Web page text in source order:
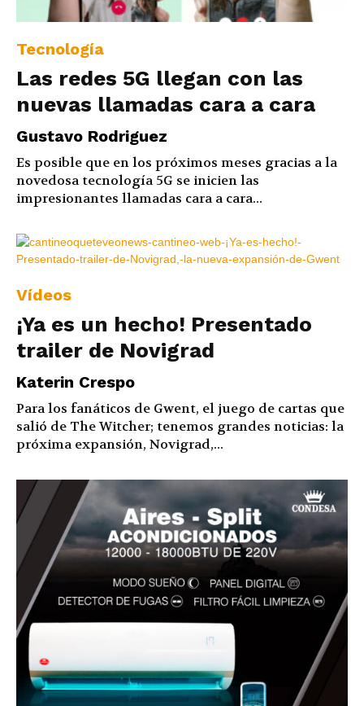
Tecnología
Las redes 5G llegan con las
nuevas llamadas cara a cara
Gustavo Rodriguez
Es posible que en los próximos meses gracias a la
novedosa tecnología 5G se inicien las
impresionantes llamadas cara a cara...
Vídeos
¡Ya es un hecho! Presentado
trailer de Novigrad
Katerin Crespo
Para los fanáticos de Gwent, el juego de cartas que
salió de The Witcher; tenemos grandes noticias: la
próxima expansión, Novigrad,...